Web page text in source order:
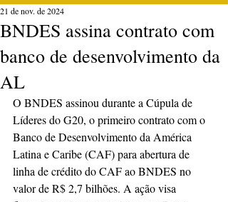
BNDES assina contrato com
banco de desenvolvimento da
AL
21 de nov. de 2024
O BNDES assinou durante a Cúpula de
Líderes do G20, o primeiro contrato com o
Banco de Desenvolvimento da América
Latina e Caribe (CAF) para abertura de
linha de crédito do CAF ao BNDES no
valor de R$ 2,7 bilhões. A ação visa